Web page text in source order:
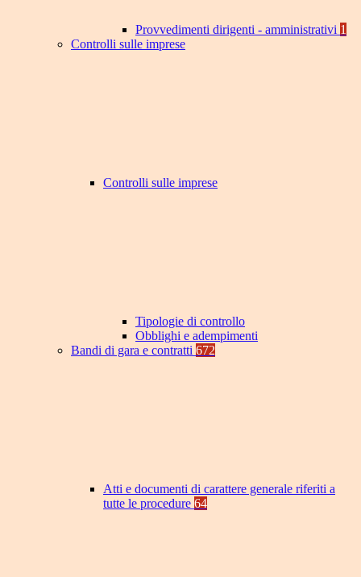
Provvedimenti dirigenti - amministrativi 1
Controlli sulle imprese
Controlli sulle imprese
Tipologie di controllo
Obblighi e adempimenti
Bandi di gara e contratti 672
Atti e documenti di carattere generale riferiti a
tutte le procedure 64